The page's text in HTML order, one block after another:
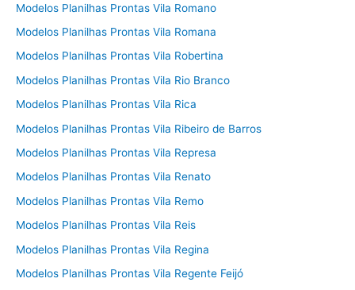
Modelos Planilhas Prontas Vila Romano
Modelos Planilhas Prontas Vila Romana
Modelos Planilhas Prontas Vila Robertina
Modelos Planilhas Prontas Vila Rio Branco
Modelos Planilhas Prontas Vila Rica
Modelos Planilhas Prontas Vila Ribeiro de Barros
Modelos Planilhas Prontas Vila Represa
Modelos Planilhas Prontas Vila Renato
Modelos Planilhas Prontas Vila Remo
Modelos Planilhas Prontas Vila Reis
Modelos Planilhas Prontas Vila Regina
Modelos Planilhas Prontas Vila Regente Feijó